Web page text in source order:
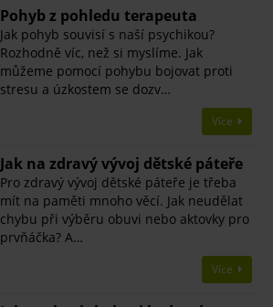
Pohyb z pohledu terapeuta
Jak pohyb souvisí s naší psychikou?
Rozhodně víc, než si myslíme. Jak
můžeme pomocí pohybu bojovat proti
stresu a úzkostem se dozv…
Více
​Jak na zdravý vývoj dětské páteře
Pro zdravý vývoj dětské páteře je třeba
mít na paměti mnoho věcí. Jak neudělat
chybu při výběru obuvi nebo aktovky pro
prvňáčka? A…
Více